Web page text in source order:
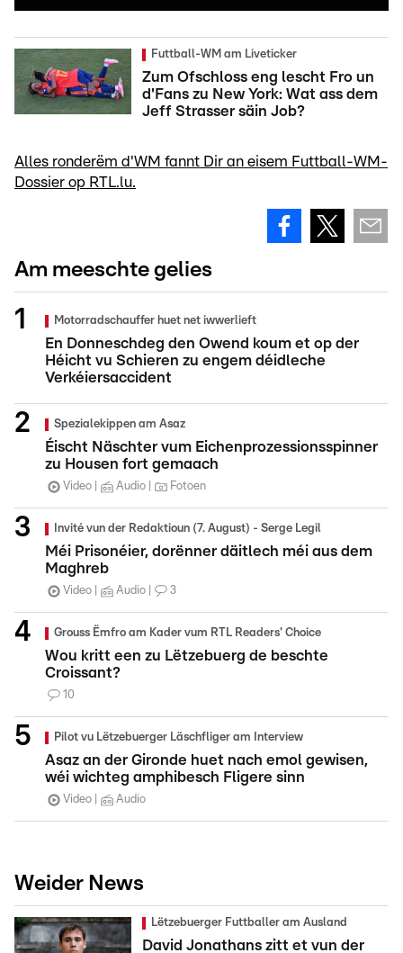
Futtball-WM am Liveticker
Zum Ofschloss eng lescht Fro un
d'Fans zu New York: Wat ass dem
Jeff Strasser säin Job?
Alles ronderëm d'WM fannt Dir an eisem Futtball-WM-
Dossier op RTL.lu.
Am meeschte gelies
Motorradschauffer huet net iwwerlieft
En Donneschdeg den Owend koum et op der
Héicht vu Schieren zu engem déidleche
Verkéiersaccident
Spezialekippen am Asaz
Éischt Näschter vum Eichenprozessionsspinner
zu Housen fort gemaach
Video Audio Fotoen
Invité vun der Redaktioun (7. August) - Serge Legil
Méi Prisonéier, dorënner däitlech méi aus dem
Maghreb
Video Audio 3
Grouss Ëmfro am Kader vum RTL Readers' Choice
Wou kritt een zu Lëtzebuerg de beschte
Croissant?
10
Pilot vu Lëtzebuerger Läschfliger am Interview
Asaz an der Gironde huet nach emol gewisen,
wéi wichteg amphibesch Fligere sinn
Video Audio
Weider News
Lëtzebuerger Futtballer am Ausland
David Jonathans zitt et vun der